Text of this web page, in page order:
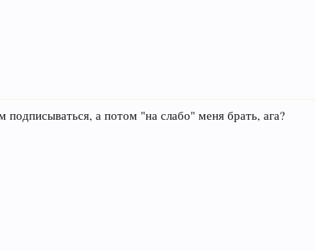
а потом "на слабо" меня брать, ага?